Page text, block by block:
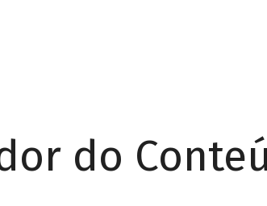
do